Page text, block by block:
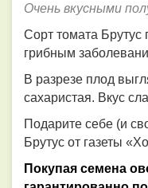
Очень вкусными
Сорт томата Брутус
грибным
В разрезе плод
сахаристая. Вкус
Подарите себе (и
Брутус от газеты
Покупая семена